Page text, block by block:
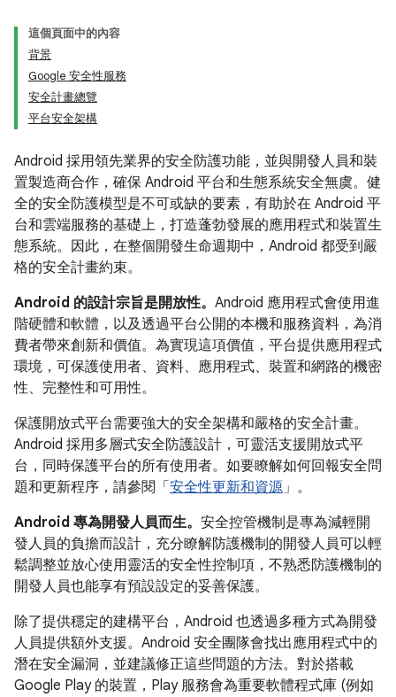
這個頁面中的內容
背景
Google 安全性服務
安全計畫總覽
平台安全架構
Android 採用領先業界的安全防護功能，並與開發人員和裝
置製造商合作，確保 Android 平台和生態系統安全無虞。健
全的安全防護模型是不可或缺的要素，有助於在 Android 平
台和雲端服務的基礎上，打造蓬勃發展的應用程式和裝置生
態系統。因此，在整個開發生命週期中，Android 都受到嚴
格的安全計畫約束。
Android 的設計宗旨是開放性。 Android 應用程式會使用進
階硬體和軟體，以及透過平台公開的本機和服務資料，為消
費者帶來創新和價值。為實現這項價值，平台提供應用程式
環境，可保護使用者、資料、應用程式、裝置和網路的機密
性、完整性和可用性。
保護開放式平台需要強大的安全架構和嚴格的安全計畫。
Android 採用多層式安全防護設計，可靈活支援開放式平
台，同時保護平台的所有使用者。如要瞭解如何回報安全問
題和更新程序，請參閱「 安全性更新和資源」。
Android 專為開發人員而生。 安全控管機制是專為減輕開
發人員的負擔而設計，充分瞭解防護機制的開發人員可以輕
鬆調整並放心使用靈活的安全性控制項，不熟悉防護機制的
開發人員也能享有預設設定的妥善保護。
除了提供穩定的建構平台，Android 也透過多種方式為開發
人員提供額外支援。Android 安全團隊會找出應用程式中的
潛在安全漏洞，並建議修正這些問題的方法。對於搭載
Google Play 的裝置，Play 服務會為重要軟體程式庫 (例如